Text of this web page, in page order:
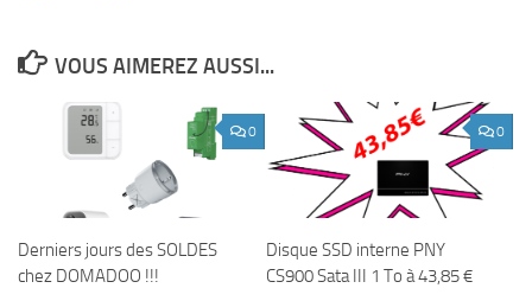
VOUS AIMEREZ AUSSI...
0
Derniers jours des SOLDES
chez DOMADOO !!!
0
Disque SSD interne PNY
CS900 Sata III 1 To à 43,85 €